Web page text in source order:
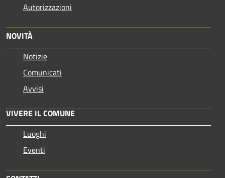
Autorizzazioni
NOVITÀ
Notizie
Comunicati
Avvisi
VIVERE IL COMUNE
Luoghi
Eventi